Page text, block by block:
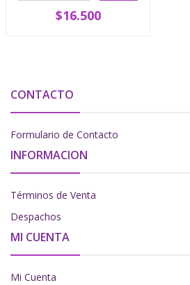
$16.500
CONTACTO
Formulario de Contacto
INFORMACION
Términos de Venta
Despachos
MI CUENTA
Mi Cuenta